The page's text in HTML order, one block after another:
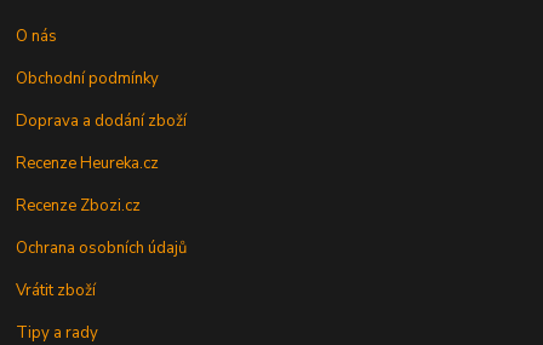
O nás
Obchodní podmínky
Doprava a dodání zboží
Recenze Heureka.cz
Recenze Zbozi.cz
Ochrana osobních údajů
Vrátit zboží
Tipy a rady